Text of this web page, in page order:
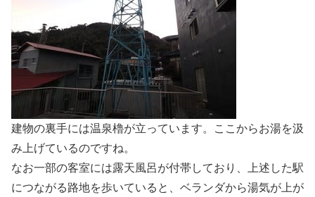
建物の裏手には温泉櫓が立っています。ここからお湯を汲
み上げているのですね。
なお一部の客室には露天風呂が付帯しており、上述した駅
につながる路地を歩いていると、ベランダから湯気が上が